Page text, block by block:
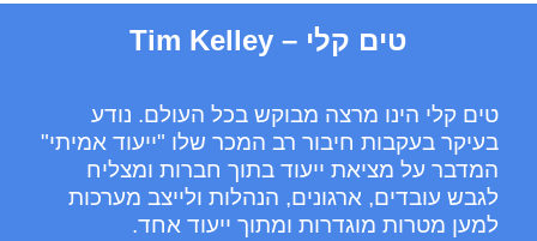
טים קלי – Tim Kelley
טים קלי הינו מרצה מבוקש בכל העולם. נודע
בעיקר בעקבות חיבור רב המכר שלו "ייעוד אמיתי"
המדבר על מציאת ייעוד בתוך חברות ומצליח
לגבש עובדים, ארגונים, הנהלות ולייצב מערכות
למען מטרות מוגדרות ומתוך ייעוד אחד.